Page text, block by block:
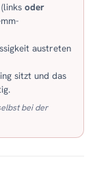
oder
austreten
sitzt und das
bei der